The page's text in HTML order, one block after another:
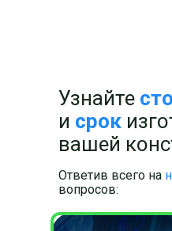
Узнайте
и срок
вашей
Ответив всего на
вопросов: